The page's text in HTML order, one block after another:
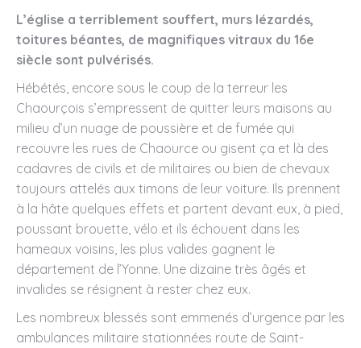
L’église a terriblement souffert, murs lézardés,
toitures béantes, de magnifiques vitraux du 16e
siècle sont pulvérisés.
Hébétés, encore sous le coup de la terreur les
Chaourçois s’empressent de quitter leurs maisons au
milieu d’un nuage de poussière et de fumée qui
recouvre les rues de Chaource ou gisent ça et là des
cadavres de civils et de militaires ou bien de chevaux
toujours attelés aux timons de leur voiture. Ils prennent
à la hâte quelques effets et partent devant eux, à pied,
poussant brouette, vélo et ils échouent dans les
hameaux voisins, les plus valides gagnent le
département de l’Yonne. Une dizaine très âgés et
invalides se résignent à rester chez eux.
Les nombreux blessés sont emmenés d’urgence par les
ambulances militaire stationnées route de Saint-